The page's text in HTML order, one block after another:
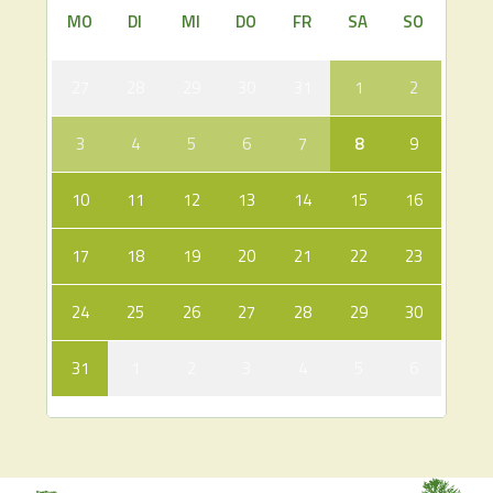
MO DI MI DO FR SA SO
1 2
3 4 5 6 7 8 9
10 11 12 13 14 15 16
17 18 19 20 21 22 23
24 25 26 27 28 29 30
31